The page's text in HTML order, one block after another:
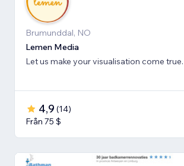
Brumunddal, NO
Lemen Media
Let us make your visualisation come true.
4,9 (14)
Från 75 $